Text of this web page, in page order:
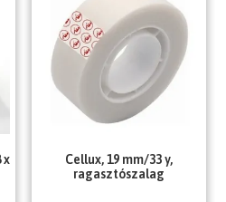
x
Cellux, 19 mm/33 y,
ragasztószalag